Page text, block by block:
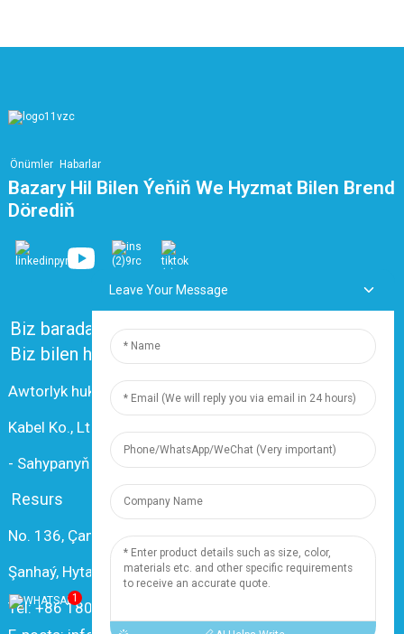
Önümler Habarlar
Bazary Hil Bilen Ýeňiň We Hyzmat Bilen Brend
Dörediň
Biz barada
Köp soralýan soraglar
Biz bilen habarlaşyň
Awtorlyk hukugy © 2024 Şanhaý Dingzun Elektrik we
Kabel Ko., Ltd. Ähli hukuklar goralandyr
- Sahypanyň kartasy- Resource
Resurs
No. 136, Çanxiang Rd., Nanxiang şäherçesi, 201802,
Şanhaý, Hytaý
Tel: +86 18019377761
1
Leave Your Message